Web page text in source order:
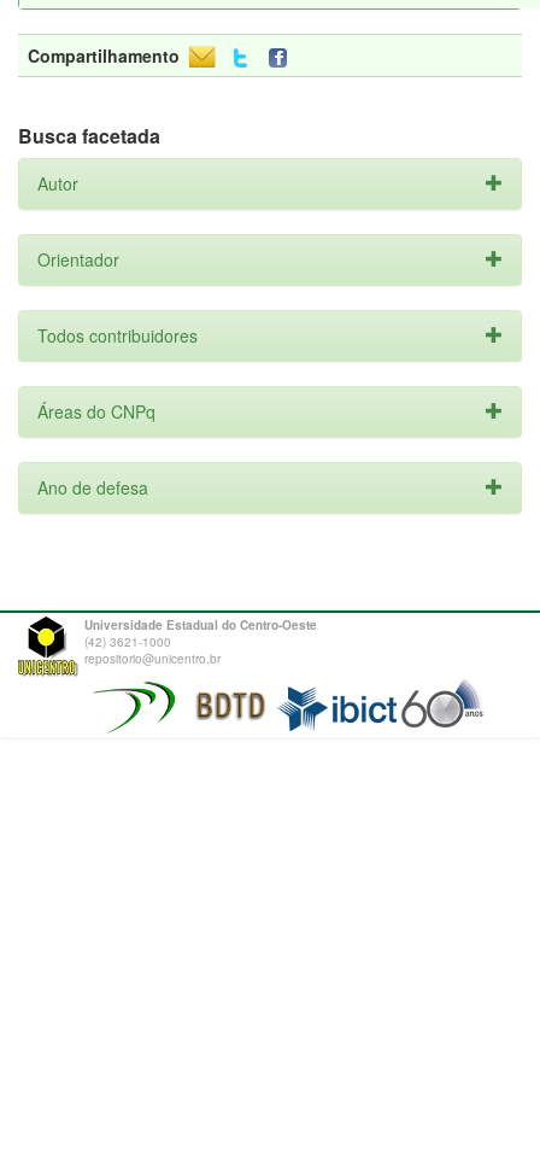
Compartilhamento
Busca facetada
Autor
Orientador
Todos contribuidores
Áreas do CNPq
Ano de defesa
Universidade Estadual do Centro-Oeste
(42) 3621-1000
repositorio@unicentro.br